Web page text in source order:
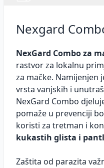
Nexgard
NexGard Combo za
rastvor za lokalnu
za mačke. Namijenjen
vrsta vanjskih i
NexGard Combo
pomaže u prevenciji
koristi za tretman i
kukastih glista i
Zaštita od parazita